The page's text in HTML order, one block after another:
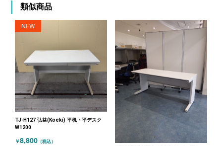
類似商品
NEW
TJ-H127 弘益(Koeki) 平机・平デスク
W1200
￥8,800 （税込）